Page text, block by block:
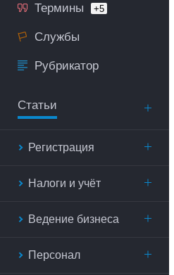
Термины +5
Службы
Рубрикатор
Статьи
Регистрация
Налоги и учёт
Ведение бизнеса
Персонал